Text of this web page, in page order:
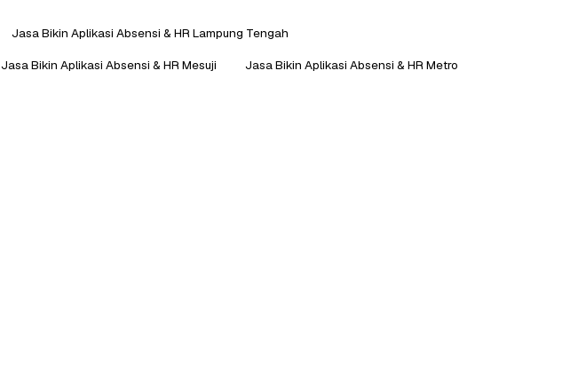
Jasa Bikin Aplikasi Absensi & HR Lampung Tengah
Jasa Bikin Aplikasi Absensi & HR Mesuji
Jasa Bikin Aplikasi Absensi & HR Metro